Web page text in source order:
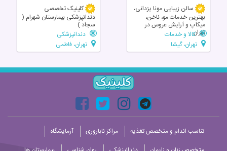
سالن زیبایی مونا یزدانی،
بهترین خدمات مو، ناخن،
میکاپ و آرایش عروس در
تهرانکالا و خدمات
تهران، گیشا
کلینیک تخصصی
دندانپزشکی بیمارستان شهرام (
سجاد )
دندانپزشکی
تهران، فاطمی
تناسب اندام و متخصص تغذیه مراکز ناباروری
آزمایشگاه